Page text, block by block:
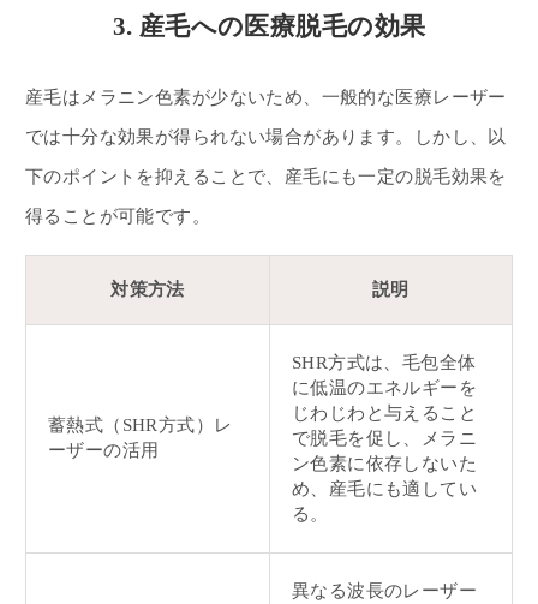
3. 産毛への医療脱毛の効果
産毛はメラニン色素が少ないため、一般的な医療レーザー
では十分な効果が得られない場合があります。しかし、以
下のポイントを抑えることで、産毛にも一定の脱毛効果を
得ることが可能です。
対策方法 説明
蓄熱式（SHR方式）レ
ーザーの活用
SHR方式は、毛包全体
に低温のエネルギーを
じわじわと与えること
で脱毛を促し、メラニ
ン色素に依存しないた
め、産毛にも適してい
る。
異なる波長のレーザー